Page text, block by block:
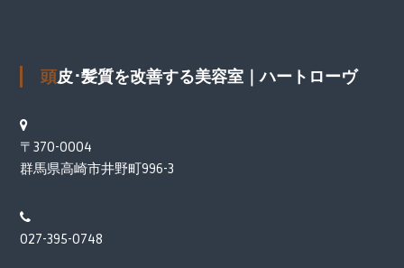
頭皮･髪質を改善する美容室｜ハートローヴ
〒370-0004
群馬県高崎市井野町996-3
027-395-0748